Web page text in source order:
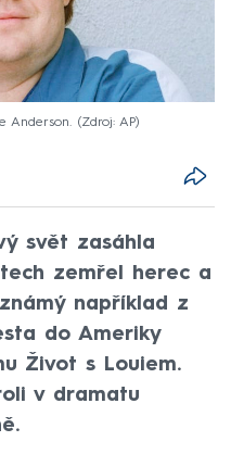
Anderson. Zdroj: AP
svět zasáhla
zemřel herec a
například z
do Ameriky
Život s Louiem.
v dramatu